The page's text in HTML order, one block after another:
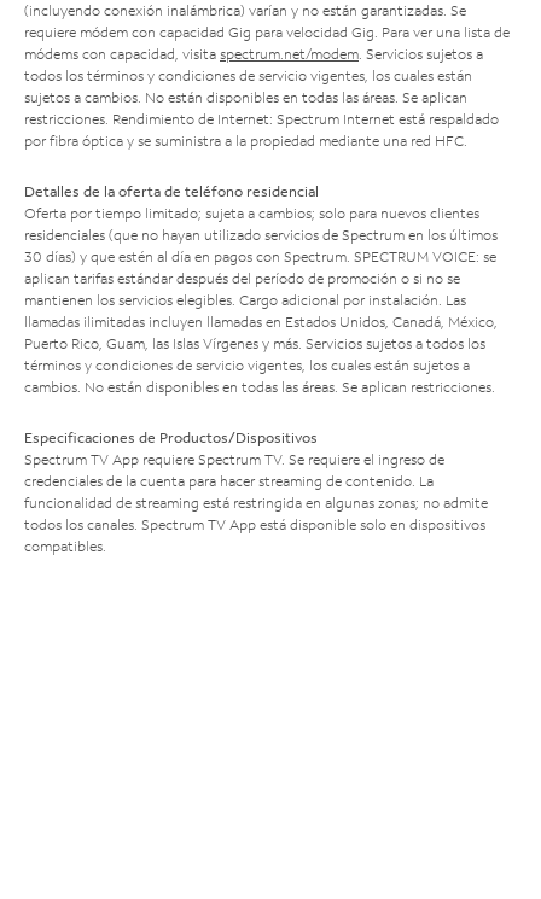
(incluyendo conexión inalámbrica) varían y no están garantizadas. Se
requiere módem con capacidad Gig para velocidad Gig. Para ver una lista de
módems con capacidad, visita spectrum.net/modem. Servicios sujetos a
todos los términos y condiciones de servicio vigentes, los cuales están
sujetos a cambios. No están disponibles en todas las áreas. Se aplican
restricciones. Rendimiento de Internet: Spectrum Internet está respaldado
por fibra óptica y se suministra a la propiedad mediante una red HFC.
Detalles de la oferta de teléfono residencial
Oferta por tiempo limitado; sujeta a cambios; solo para nuevos clientes
residenciales (que no hayan utilizado servicios de Spectrum en los últimos
30 días) y que estén al día en pagos con Spectrum. SPECTRUM VOICE: se
aplican tarifas estándar después del período de promoción o si no se
mantienen los servicios elegibles. Cargo adicional por instalación. Las
llamadas ilimitadas incluyen llamadas en Estados Unidos, Canadá, México,
Puerto Rico, Guam, las Islas Vírgenes y más. Servicios sujetos a todos los
términos y condiciones de servicio vigentes, los cuales están sujetos a
cambios. No están disponibles en todas las áreas. Se aplican restricciones.
Especificaciones de Productos/Dispositivos
Spectrum TV App requiere Spectrum TV. Se requiere el ingreso de
credenciales de la cuenta para hacer streaming de contenido. La
funcionalidad de streaming está restringida en algunas zonas; no admite
todos los canales. Spectrum TV App está disponible solo en dispositivos
compatibles.